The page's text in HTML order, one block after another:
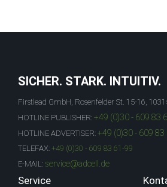
SICHER. STARK. INTUITIV.
Firstlead GmbH, Rosenfelder St. 15-16,
HOTLINE PUBLISHER: +49 (0)30 - 609 83
HOTLINE ADVERTISER: +49 (0)30 - 609 83
TELEFAX: +49 (0)30 - 609 83 61-99
E-MAIL: service@adcell.de
Service